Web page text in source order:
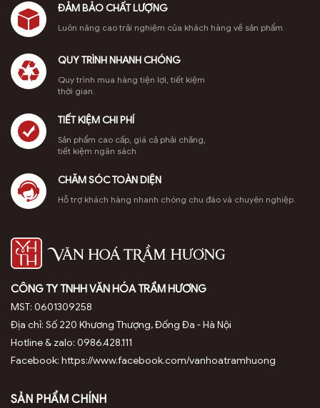
tích chuyên
sâu về cách
xay bột trầm
dác, và bí
quyết giúp
nụ trầm
công cháy
hết, […]
biết
hiếm, giúp
biệt dễ dàng.
và trầm
hương đều là
quý, thường
được sử
dụng trong
khảo ngay!
Trầm hương
ĐẢM BẢO CHẤT LƯỢNG
Luôn nâng cao trải nghiệm của khách hàng về sản phẩm.
QUY TRÌNH NHANH CHÓNG
Quy trình mua hàng tiện lợi, tiết kiệm
thời gian.
TIẾT KIỆM CHI PHÍ
Sản phẩm cao cấp, giá cả phải chăng,
tiết kiệm ngân sách.
CHĂM SÓC TOÀN DIỆN
Hỗ trợ khách hàng nhanh chóng chu đáo và chuyên nghiệp.
CÔNG TY TNHH VĂN HÓA TRẦM HƯƠNG
MST: 0601309258
Địa chỉ: Số 220 Khương Thượng, Đống Đa - Hà Nội
Hotline & zalo: 0986.428.111
Facebook: https://www.facebook.com/vanhoatramhuong
SẢN PHẨM CHÍNH